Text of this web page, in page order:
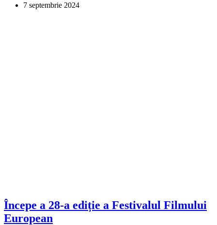
7 septembrie 2024
Începe a 28-a ediție a Festivalul Filmului
European